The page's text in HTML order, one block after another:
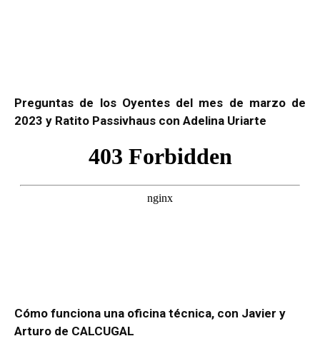
Preguntas de los Oyentes del mes de marzo de
2023 y Ratito Passivhaus con Adelina Uriarte
Cómo funciona una oficina técnica, con Javier y
Arturo de CALCUGAL